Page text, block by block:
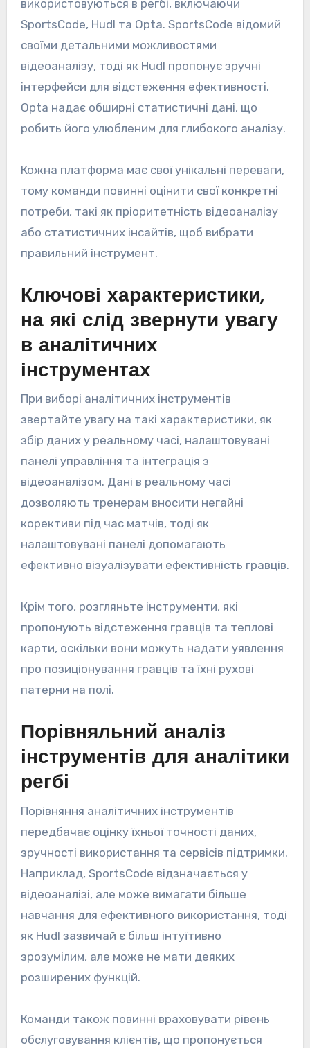
використовуються в регбі, включаючи
SportsCode, Hudl та Opta. SportsCode відомий
своїми детальними можливостями
відеоаналізу, тоді як Hudl пропонує зручні
інтерфейси для відстеження ефективності.
Opta надає обширні статистичні дані, що
робить його улюбленим для глибокого аналізу.
Кожна платформа має свої унікальні переваги,
тому команди повинні оцінити свої конкретні
потреби, такі як пріоритетність відеоаналізу
або статистичних інсайтів, щоб вибрати
правильний інструмент.
Ключові характеристики,
на які слід звернути увагу
в аналітичних
інструментах
При виборі аналітичних інструментів
звертайте увагу на такі характеристики, як
збір даних у реальному часі, налаштовувані
панелі управління та інтеграція з
відеоаналізом. Дані в реальному часі
дозволяють тренерам вносити негайні
корективи під час матчів, тоді як
налаштовувані панелі допомагають
ефективно візуалізувати ефективність гравців.
Крім того, розгляньте інструменти, які
пропонують відстеження гравців та теплові
карти, оскільки вони можуть надати уявлення
про позиціонування гравців та їхні рухові
патерни на полі.
Порівняльний аналіз
інструментів для аналітики
регбі
Порівняння аналітичних інструментів
передбачає оцінку їхньої точності даних,
зручності використання та сервісів підтримки.
Наприклад, SportsCode відзначається у
відеоаналізі, але може вимагати більше
навчання для ефективного використання, тоді
як Hudl зазвичай є більш інтуїтивно
зрозумілим, але може не мати деяких
розширених функцій.
Команди також повинні враховувати рівень
обслуговування клієнтів, що пропонується